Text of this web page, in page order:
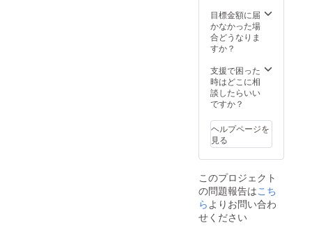
目標金額に届
かなかった場
合どうなりま
すか？
支援で困った
時はどこに相
談したらいい
ですか？
ヘルプページを
見る
このプロジェクト
の問題報告はこち
らよりお問い合わ
せください